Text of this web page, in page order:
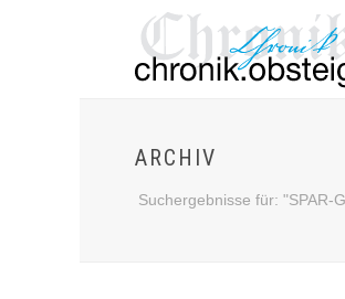
ARCHIV
Suchergebnisse für: "SPAR-